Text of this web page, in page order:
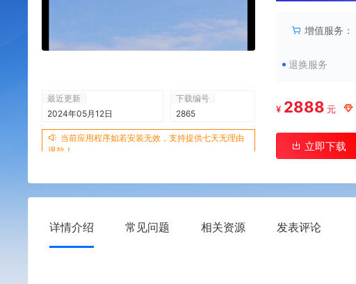
最近更新
2024年05月12日
下载编号
2865
当前应用程序如若安装无效，支持提供七天无理由
退款！
增值服务：
退换服务
¥ 2888 元
立即下载
详情介绍 常见问题 相关资源 发表评论